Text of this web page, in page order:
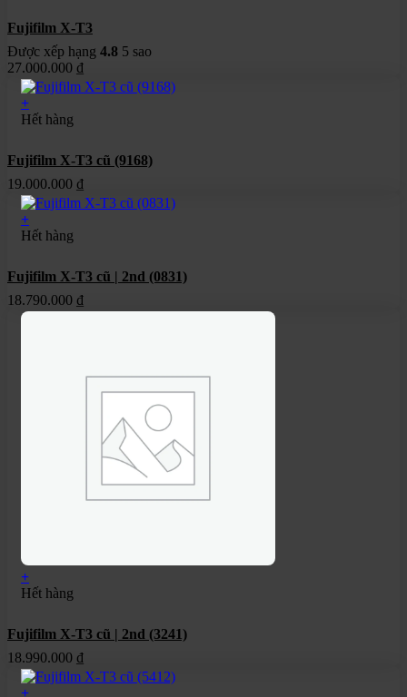
Fujifilm X-T3
Được xếp hạng 4.8 5 sao
27.000.000 ₫
+
Hết hàng
Fujifilm X-T3 cũ (9168)
19.000.000 ₫
+
Hết hàng
Fujifilm X-T3 cũ | 2nd (0831)
18.790.000 ₫
+
Hết hàng
Fujifilm X-T3 cũ | 2nd (3241)
18.990.000 ₫
+